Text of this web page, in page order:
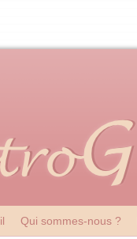
Qui sommes-nous ?